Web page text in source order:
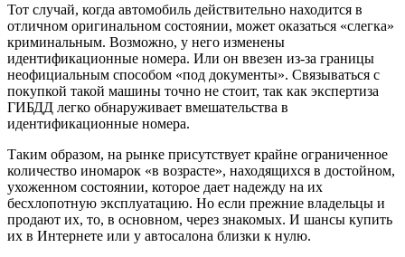
Тот случай, когда автомобиль действительно находится в
отличном оригинальном состоянии, может оказаться «слегка»
криминальным. Возможно, у него изменены
идентификационные номера. Или он ввезен из-за границы
неофициальным способом «под документы». Связываться с
покупкой такой машины точно не стоит, так как экспертиза
ГИБДД легко обнаруживает вмешательства в
идентификационные номера.
Таким образом, на рынке присутствует крайне ограниченное
количество иномарок «в возрасте», находящихся в достойном,
ухоженном состоянии, которое дает надежду на их
бесхлопотную эксплуатацию. Но если прежние владельцы и
продают их, то, в основном, через знакомых. И шансы купить
их в Интернете или у автосалона близки к нулю.